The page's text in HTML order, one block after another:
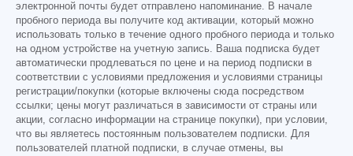
электронной почты будет отправлено напоминание. В начале
пробного периода вы получите код активации, который можно
использовать только в течение одного пробного периода и только
на одном устройстве на учетную запись. Ваша подписка будет
автоматически продлеваться по цене и на период подписки в
соответствии с условиями предложения и условиями страницы
регистрации/покупки (которые включены сюда посредством
ссылки; цены могут различаться в зависимости от страны или
акции, согласно информации на странице покупки), при условии,
что вы являетесь постоянным пользователем подписки. Для
пользователей платной подписки, в случае отмены, вы